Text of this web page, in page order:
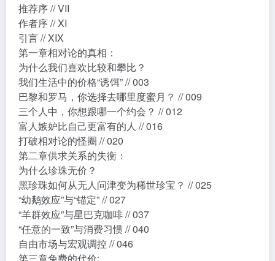
推荐序 // VII
作者序 // XI
引言 // XIX
第一章相对论的真相：
为什么我们喜欢比较和攀比？
我们生活中的价格“诱饵” // 003
巴黎和罗马，你选择去哪里度蜜月？ // 009
三个人中，你想跟哪一个约会？ // 012
富人嫉妒比自己更富有的人 // 016
打破相对论的怪圈 // 020
第二章供求关系的失衡：
为什么珍珠无价？
黑珍珠如何从无人问津变为稀世珍宝？ // 025
“幼鹅效应”与“锚定” // 027
“羊群效应”与星巴克咖啡 // 037
“任意的一致”与消费习惯 // 040
自由市场与宏观调控 // 046
第三章免费的代价: